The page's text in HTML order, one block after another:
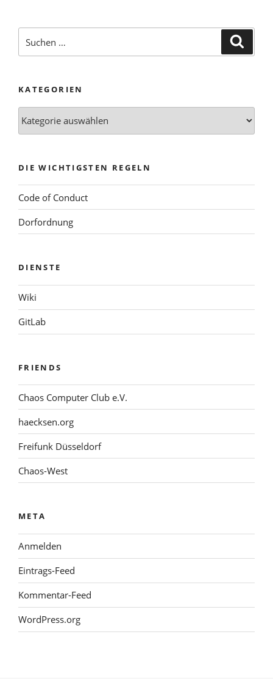
nach:
KATEGORIEN
DIE WICHTIGSTEN REGELN
Code of Conduct
Dorfordnung
DIENSTE
Wiki
GitLab
FRIENDS
Chaos Computer Club e.V.
haecksen.org
Freifunk Düsseldorf
Chaos-West
META
Anmelden
Eintrags-Feed
Kommentar-Feed
WordPress.org